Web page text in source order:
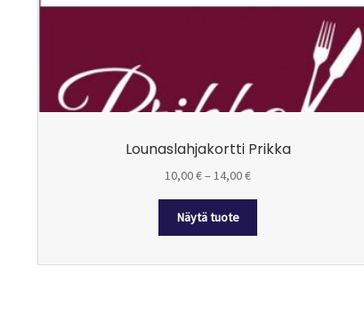
Lounaslahjakortti Prikka
10,00€– 14,00€Hintaluokka:
14,00 €
Näytä tuote